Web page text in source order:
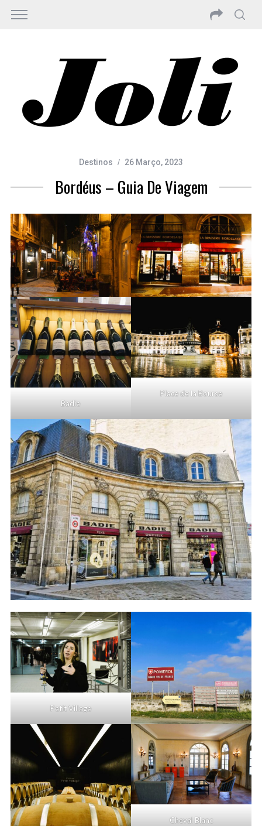
Destinos 26 Março, 2023
Bordéus – Guia De Viagem
Badie
Place de la Bourse
Petit Village
Cheval Blanc